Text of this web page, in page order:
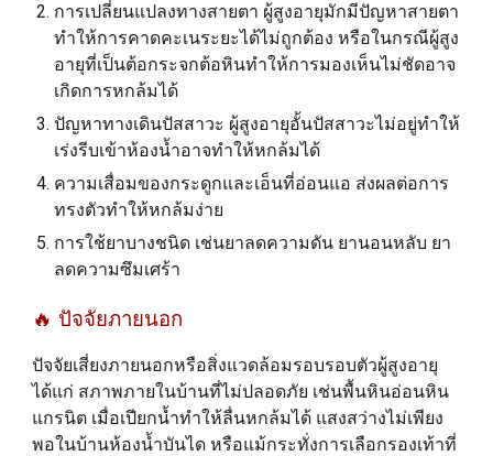
การเปลี่ยนแปลงทางสายตา ผู้สูงอายุมักมีปัญหาสายตา
ทำให้การคาดคะเนระยะได้ไม่ถูกต้อง หรือในกรณีผู้สูง
อายุที่เป็นต้อกระจกต้อหินทำให้การมองเห็นไม่ชัดอาจ
เกิดการหกล้มได้
ปัญหาทางเดินปัสสาวะ ผู้สูงอายุอั้นปัสสาวะไม่อยู่ทำให้
เร่งรีบเข้าห้องน้ำอาจทำให้หกล้มได้
ความเสื่อมของกระดูกและเอ็นที่อ่อนแอ ส่งผลต่อการ
ทรงตัวทำให้หกล้มง่าย
การใช้ยาบางชนิด เช่นยาลดความดัน ยานอนหลับ ยา
ลดความซึมเศร้า
🔥 ปัจจัยภายนอก
ปัจจัยเสี่ยงภายนอกหรือสิ่งแวดล้อมรอบรอบตัวผู้สูงอายุ
ได้แก่ สภาพภายในบ้านที่ไม่ปลอดภัย เช่นพื้นหินอ่อนหิน
แกรนิต เมื่อเปียกน้ำทำให้ลื่นหกล้มได้ แสงสว่างไม่เพียง
พอในบ้านห้องน้ำบันได หรือแม้กระทั่งการเลือกรองเท้าที่